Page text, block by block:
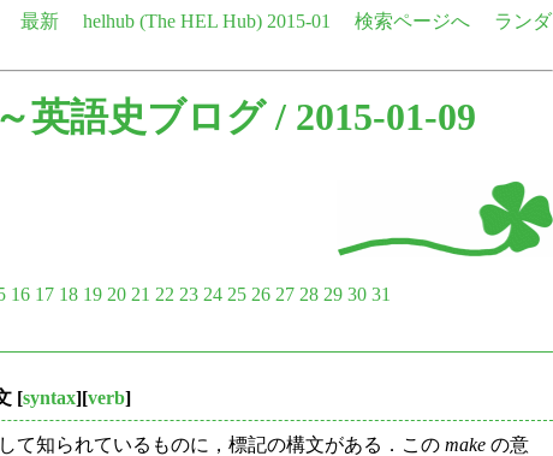
最新 helhub (The HEL Hub) 2015-01 検索ページへ
ランダ
英語史ブログ/ 2015-01-09
16 17 18 19 20 21 22 23 24 25 26 27 28 29 30 31
[syntax][verb]
て知られているものに，標記の構文がある．この make の意